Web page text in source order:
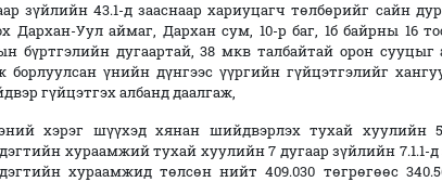
зүйлийн 43.1-д зааснаар хариуцагч төлбөрийг сайн
Дархан-Уул аймаг, Дархан сум, 10-р баг, 1б байрны 16
бүртгэлийн дугаартай, 38 мкв талбайтай орон сууцыг
борлуулсан үнийн дүнгээс үүргийн гүйцэтгэлийг
гүйцэтгэх албанд даалгаж,
хэрэг шүүхэд хянан шийдвэрлэх тухай хуулийн
хураамжий тухай хуулийн 7 дугаар зүйлийн 7.1.1-
хураамжид төлсөн нийт 409.030 төгрөгөөс